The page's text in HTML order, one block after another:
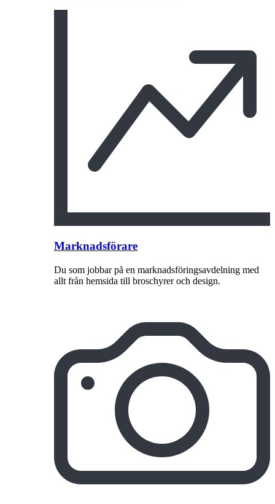
Marknadsförare
Du som jobbar på en marknadsföringsavdelning med
allt från hemsida till broschyrer och design.